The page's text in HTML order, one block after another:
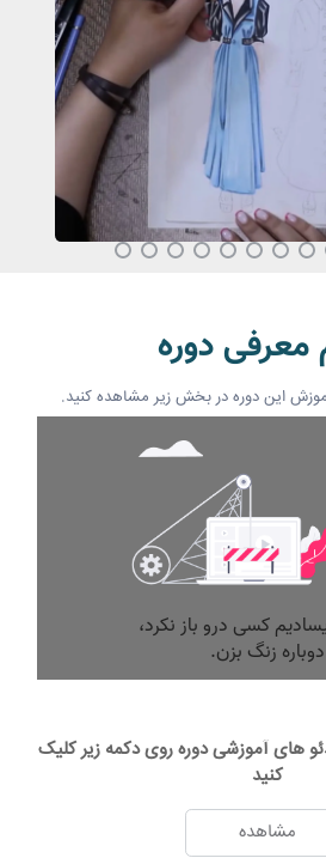
معرفی دوره
این دوره در بخش زیر مشاهده کنید.
های آموزشی دوره روی دکمه زیر کلیک
کنید
مشاهده